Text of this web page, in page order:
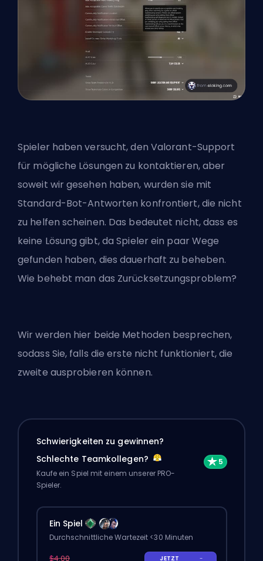
Spieler haben versucht, den Valorant-Support
für mögliche Lösungen zu kontaktieren, aber
soweit wir gesehen haben, wurden sie mit
Standard-Bot-Antworten konfrontiert, die nicht
zu helfen scheinen. Das bedeutet nicht, dass es
keine Lösung gibt, da Spieler ein paar Wege
gefunden haben, dies dauerhaft zu beheben.
Wie behebt man das Zurücksetzungsproblem?
Wir werden hier beide Methoden besprechen,
sodass Sie, falls die erste nicht funktioniert, die
zweite ausprobieren können.
Schwierigkeiten zu gewinnen?
Schlechte Teamkollegen?
Kaufe ein Spiel mit einem unserer PRO-
Spieler.
Ein Spiel
Durchschnittliche Wartezeit <30 Minuten
$4.00
JETZT
-